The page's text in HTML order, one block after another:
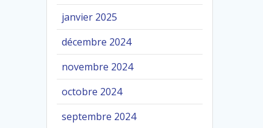
janvier 2025
décembre 2024
novembre 2024
octobre 2024
septembre 2024